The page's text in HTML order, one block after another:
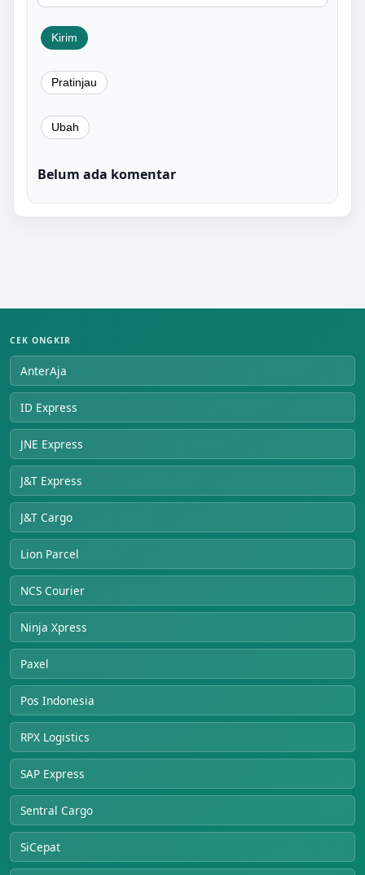
Belum ada komentar
CEK ONGKIR
AnterAja
ID Express
JNE Express
J&T Express
J&T Cargo
Lion Parcel
NCS Courier
Ninja Xpress
Paxel
Pos Indonesia
RPX Logistics
SAP Express
Sentral Cargo
SiCepat